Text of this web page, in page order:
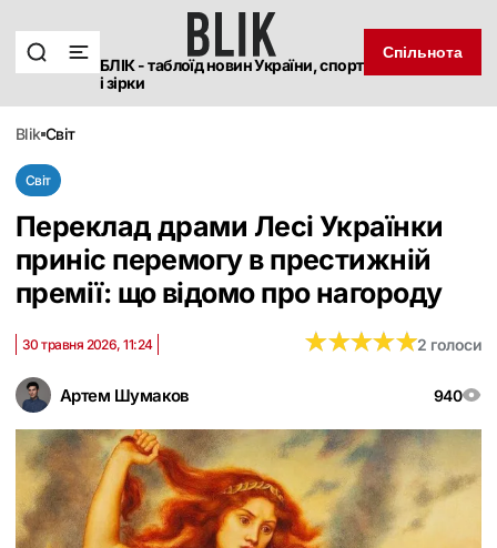
БЛІК - таблоїд новин України, спорт
і зірки
Спільнота
blik світ
Світ
Переклад драми Лесі Українки
приніс перемогу в престижній
премії: що відомо про нагороду
Артем Шумаков 940
30 травня 2026, 11:24 ★★★★★
★★★★★2 голоси